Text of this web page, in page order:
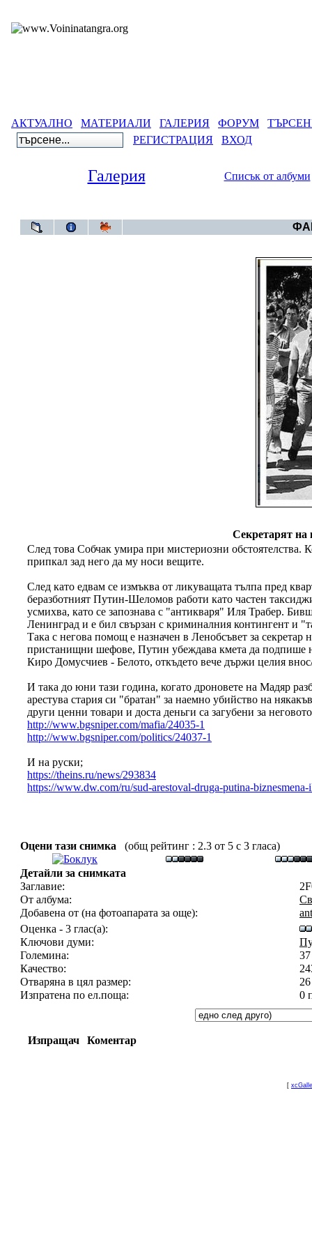
АКТУАЛНО МАТЕРИАЛИ ГАЛЕРИЯ ФОРУМ
РЕГИСТРАЦИЯ
ВХОД
Галерия Списък от албуми
Секретарят на
След това Собчак умира при мистериозни обстоятелства.
припкал зад него да му носи вещите.
След като едвам се измъква от ликуващата тълпа пред
беразботният Путин-Шеломов работи като частен
усмихва, като се запознава с "антикваря" Иля Трабер.
Ленинград и е бил свързан с криминалния контингент и
Така с негова помощ е назначен в Ленобсъвет за секретар
пристанищни шефове, Путин убеждава кмета да подпише
Киро Домусчиев - Белото, откъдето вече държи целия
И така до юни тази година, когато дроновете на Мадяр
арестува стария си "братан" за наемно убийство на
други ценни товари и доста деньги са загубени за
http://www.bgsniper.com/mafia/24035-1
http://www.bgsniper.com/politics/24037-1
И на руски;
https://theins.ru/news/293834
https://www.dw.com/ru/sud-arestoval-druga-putina-
Оцени тази снимка (общ рейтинг : 2.3 от 5 с 3 гласа)
Детайли за снимката
Заглавие:
От албума:
Добавена от (на фотоапарата за още):
Оценка - 3 глас(а):
Ключови думи:
Големина:
Качество:
Отваряна в цял размер:
Изпратена по ел.поща:
0
Изпращач Коментар
[